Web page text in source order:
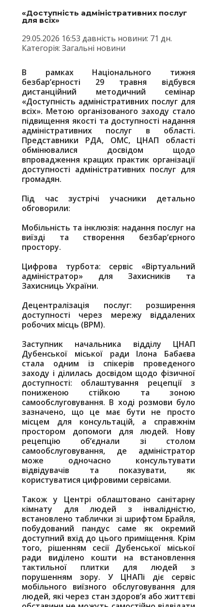
«Доступність адміністративних послуг
для всіх»
29.05.2026 16:53 давність новини: 71 дн.
Категорія: Загальні новини
В рамках Національного тижня
безбар’єрності 29 травня відбувся
дистанційний методичний семінар
«Доступність адміністративних послуг для
всіх». Метою організованого заходу стало
підвищення якості та доступності надання
адміністративних послуг в області.
Представники РДА, ОМС, ЦНАП області
обмінювалися досвідом щодо
впровадження кращих практик організації
доступності адміністративних послуг для
громадян.
Під час зустрічі учасники детально
обговорили:
Мобільність та інклюзія: надання послуг на
виїзді та створення безбар’єрного
простору.
Цифрова турбота: сервіс «Віртуальний
адміністратор» для Захисників та
Захисниць України.
Децентралізація послуг: розширення
доступності через мережу віддалених
робочих місць (ВРМ).
Заступник начальника відділу ЦНАП
Дубенської міської ради Ілона Бабаєва
стала одним із спікерів проведеного
заходу і ділилась досвідом щодо фізичної
доступності: облаштування рецепції з
пониженою стійкою та зоною
самообслуговування. В ході розмови було
зазначено, що це має бути не просто
місцем для консультацій, а справжнім
простором допомоги для людей. Нову
рецепцію об’єднали зі столом
самообслуговування, де адміністратор
може одночасно консультувати
відвідувачів та показувати, як
користуватися цифровими сервісами.
Також у Центрі облаштовано санітарну
кімнату для людей з інвалідністю,
встановлено таблички зі шрифтом Брайля,
побудований пандус саме як окремий
доступний вхід до цього приміщення. Крім
того, рішенням сесії Дубенської міської
ради виділено кошти на встановлення
тактильної плитки для людей з
порушенням зору. У ЦНАПі діє сервіс
мобільного виїзного обслуговування для
людей, які через стан здоров’я або життєві